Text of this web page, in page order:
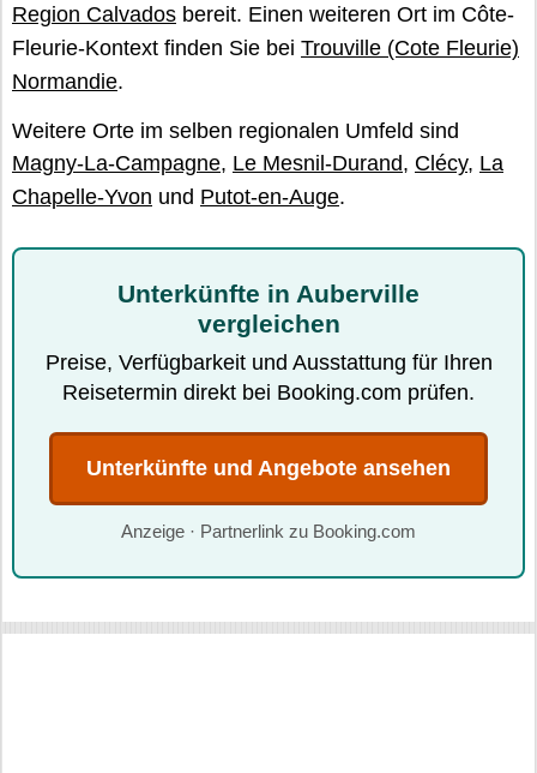
Region Calvados bereit. Einen weiteren Ort im Côte-
Fleurie-Kontext finden Sie bei Trouville (Cote Fleurie)
Normandie.
Weitere Orte im selben regionalen Umfeld sind
Magny-La-Campagne, Le Mesnil-Durand, Clécy, La
Chapelle-Yvon und Putot-en-Auge.
Unterkünfte in Auberville
vergleichen
Preise, Verfügbarkeit und Ausstattung für Ihren
Reisetermin direkt bei Booking.com prüfen.
Unterkünfte und Angebote ansehen
Anzeige · Partnerlink zu Booking.com